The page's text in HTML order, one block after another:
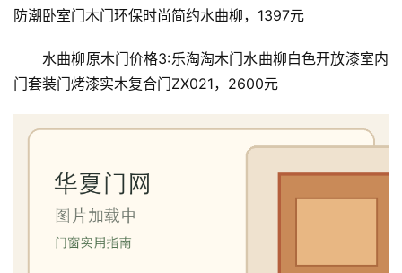
维
防潮卧室门木门环保时尚简约水曲柳，1397元
水曲柳原木门价格3:乐淘淘木门水曲柳白色开放漆室内
门套装门烤漆实木复合门ZX021，2600元